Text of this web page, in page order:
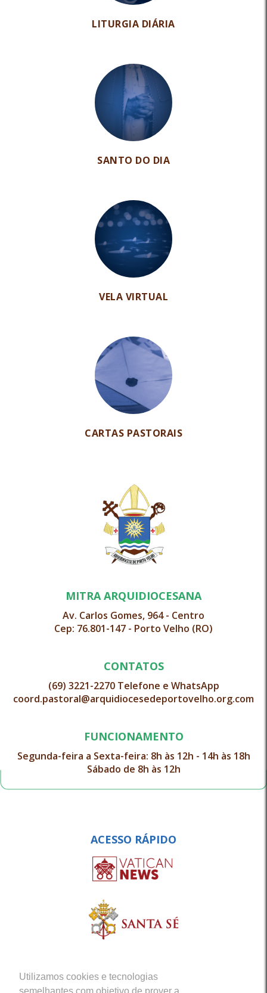
Utilizamos cookies e tecnologias
LITURGIA DIÁRIA
SANTO DO DIA
VELA VIRTUAL
CARTAS PASTORAIS
MITRA ARQUIDIOCESANA
Av. Carlos Gomes, 964 - Centro
Cep: 76.801-147 - Porto Velho (RO)
CONTATOS
(69) 3221-2270 Telefone e WhatsApp
coord.pastoral@arquidiocesedeportovelho.org.com
FUNCIONAMENTO
Segunda-feira a Sexta-feira: 8h às 12h - 14h às 18h
Sábado de 8h às 12h
ACESSO RÁPIDO